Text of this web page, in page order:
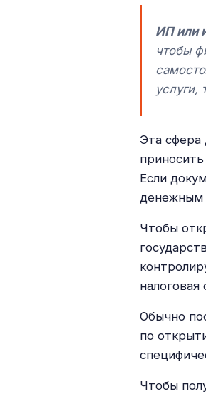
ИП или
чтобы
услуги,
Эта сфера
Если
денежным
Чтобы
Обычно
по
Чтобы